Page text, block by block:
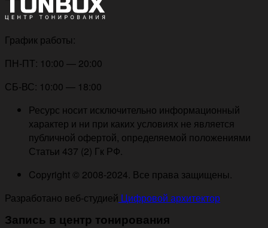
График работы:
ПН-ПТ: 10:00 — 20:00
СБ-ВС: 10:00 — 18:00
Ресурс носит исключительно информационный
характер и ни при каких условиях не является
публичной офертой, определяемой положениями
Статьи 437 (2) Гк РФ.
Copyright © 2008-2024. Все права защищены.
Разработано веб-студией Цифровой архитектор
Запись в центр тонирования